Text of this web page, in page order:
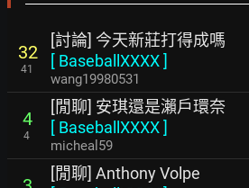
32
41
[討論] 今天新莊打得成嗎
[ BaseballXXXX]
wang19980531
4
4
[閒聊] 安琪還是瀨戶環奈
[ BaseballXXXX]
micheal59
[閒聊] Anthony Volpe